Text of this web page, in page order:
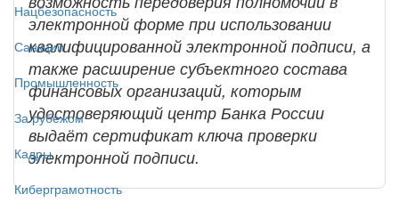
Нацбезопасность
Санкции
Промышленность
За рубежом
Кадры
Киберграмотность
электронной форме при использовании
квалифицированной электронной подписи, а
также расширение субъектного состава
финансовых организаций, которым
удостоверяющий центр Банка России
выдаёт сертификат ключа проверки
электронной подписи.